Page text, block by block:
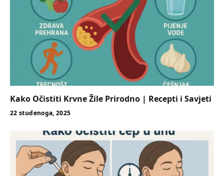
Kako Očistiti Krvne Žile Prirodno | Recepti i Savjeti
22 studenoga, 2025